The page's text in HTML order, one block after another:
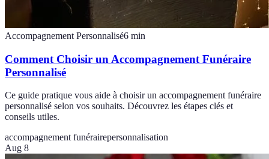
Accompagnement Personnalisé6 min
Comment Choisir un Accompagnement Funéraire
Personnalisé
Ce guide pratique vous aide à choisir un accompagnement funéraire
personnalisé selon vos souhaits. Découvrez les étapes clés et
conseils utiles.
accompagnement funérairepersonnalisation
Aug 8